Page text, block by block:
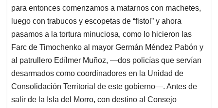
para entonces comenzamos a matarnos con machetes,
luego con trabucos y escopetas de “fistol” y ahora
pasamos a la tortura minuciosa, como lo hicieron las
Farc de Timochenko al mayor Germán Méndez Pabón y
al patrullero Edílmer Muñoz, —dos policías que servían
desarmados como coordinadores en la Unidad de
Consolidación Territorial de este gobierno—. Antes de
salir de la Isla del Morro, con destino al Consejo